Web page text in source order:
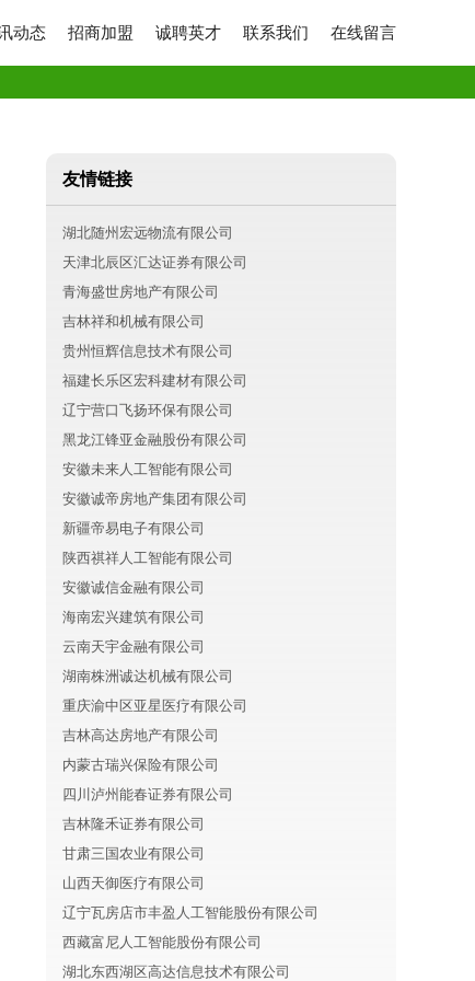
动态 招商加盟 诚聘英才 联系我们 在线留言
友情链接
湖北随州宏远物流有限公司
天津北辰区汇达证券有限公司
青海盛世房地产有限公司
吉林祥和机械有限公司
贵州恒辉信息技术有限公司
福建长乐区宏科建材有限公司
辽宁营口飞扬环保有限公司
黑龙江锋亚金融股份有限公司
安徽未来人工智能有限公司
安徽诚帝房地产集团有限公司
新疆帝易电子有限公司
陕西祺祥人工智能有限公司
安徽诚信金融有限公司
海南宏兴建筑有限公司
云南天宇金融有限公司
湖南株洲诚达机械有限公司
重庆渝中区亚星医疗有限公司
吉林高达房地产有限公司
内蒙古瑞兴保险有限公司
四川泸州能春证券有限公司
吉林隆禾证券有限公司
甘肃三国农业有限公司
山西天御医疗有限公司
辽宁瓦房店市丰盈人工智能股份有限公司
西藏富尼人工智能股份有限公司
湖北东西湖区高达信息技术有限公司